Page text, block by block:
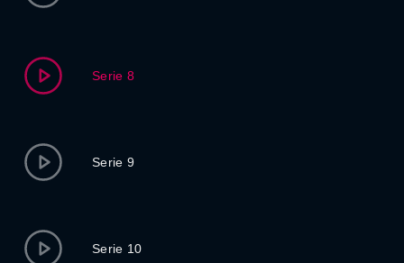
Serie 8
Serie 9
Serie 10